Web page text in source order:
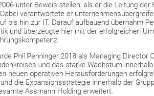
unter Beweis stellen, als er die Leitung der
verantwortete er
bis hin zur IT. Darauf aufbauend übernahm
und überzeugte hier mit der erfolgreichen
Phil Penninger 2018 als Managing Director
und das starke Wachstum
neuen operativen Herausforderungen
die Expansionsstrategie innerhalb der
Assmann Holding erweitert.